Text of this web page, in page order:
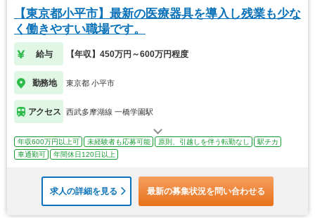
【東京都小平市】最新の医療器具を導入し残業も少な
く働きやすい職場です。
給与 【年収】450万円～600万円程度
勤務地 東京都 小平市
アクセス 西武多摩湖線 一橋学園駅
年収600万円以上可 未経験者も応募可能 原則、引越しを伴う転勤なし
駅チカ
車通勤可
年間休日120日以上
求人の詳細を見る 最新の募集状況を問い合わせる